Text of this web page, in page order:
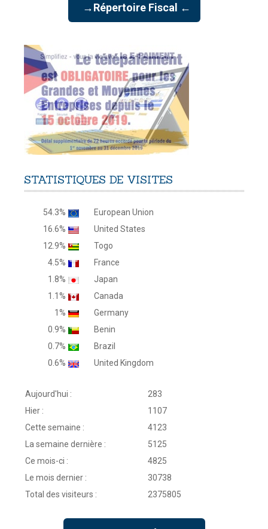
→Répertoire Fiscal ←
STATISTIQUES DE VISITES
54.3%
European Union
16.6%
United States
12.9%
Togo
4.5%
France
1.8%
Japan
1.1%
Canada
1%
Germany
0.9%
Benin
0.7%
Brazil
0.6%
United Kingdom
Aujourd'hui :
283
Hier :
1107
Cette semaine :
4123
La semaine dernière :
5125
Ce mois-ci :
4825
Le mois dernier :
30738
Total des visiteurs :
2375805